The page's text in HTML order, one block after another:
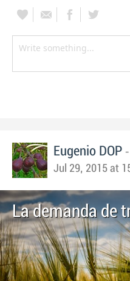
Eugenio DOP -
Jul 29, 2015 at
La demanda de